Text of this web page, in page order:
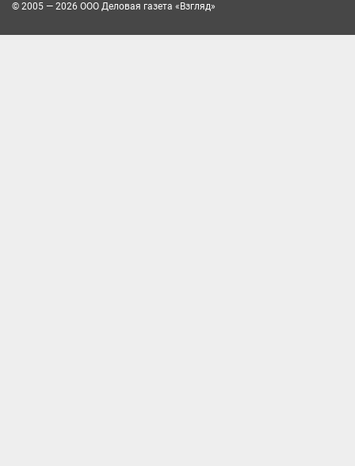
© 2005 — 2026 ООО Деловая газета «Взгляд»